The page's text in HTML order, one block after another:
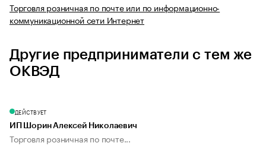
Торговля розничная по почте или по информационно-
коммуникационной сети Интернет
Другие предприниматели с тем же
ОКВЭД
ДЕЙСТВУЕТ
ИП Шорин Алексей Николаевич
Торговля розничная по почте...